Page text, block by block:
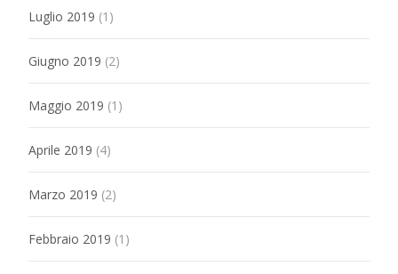
Luglio 2019 (1)
Giugno 2019 (2)
Maggio 2019 (1)
Aprile 2019 (4)
Marzo 2019 (2)
Febbraio 2019 (1)